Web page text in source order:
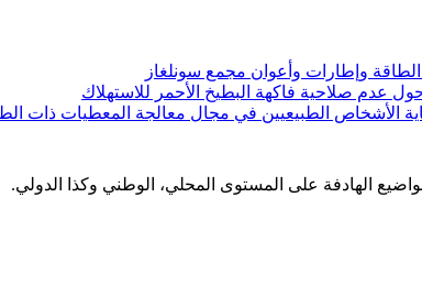
وإطارات وأعوان مجمع سونلغاز
عدم صلاحية فاكهة البطيخ الأحمر للاستهلاك
الأشخاص الطبيعيين في مجال معالجة المعطيات ذات
الهادفة على المستوى المحلي، الوطني وكذا الدولي.